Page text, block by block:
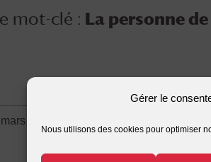
Gérer le
Nous utilisons des cookies pour optimiser
mot-clé : La personne
Auteur Mots-
2002 relative
La